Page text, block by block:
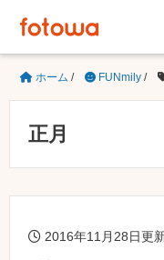
ホーム / FUNmily /
正月
2016年11月28日更